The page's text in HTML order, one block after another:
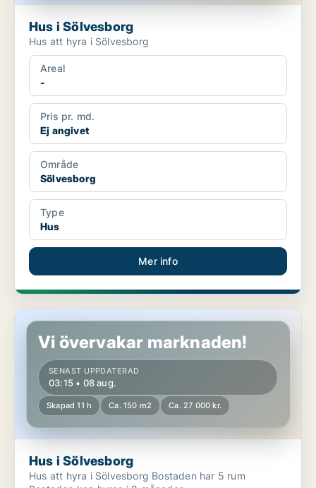
Hus i Sölvesborg
Hus att hyra i Sölvesborg
Areal
-
Pris pr. md.
Ej angivet
Område
Sölvesborg
Type
Hus
Mer info
Hus i Sölvesborg
Vi övervakar marknaden!
SENAST UPPDATERAD
03:15 • 08 aug.
Skapad 11 h Ca. 150 m2 Ca. 27 000 kr.
Hus i Sölvesborg
Hus att hyra i Sölvesborg Bostaden har 5 rum